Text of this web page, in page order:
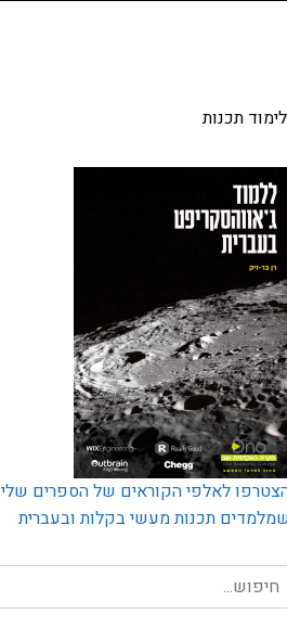
תכנות
לאלפי הקוראים של הספרים שלי
תכנות מעשי בקלות ובעברית
חיפוש